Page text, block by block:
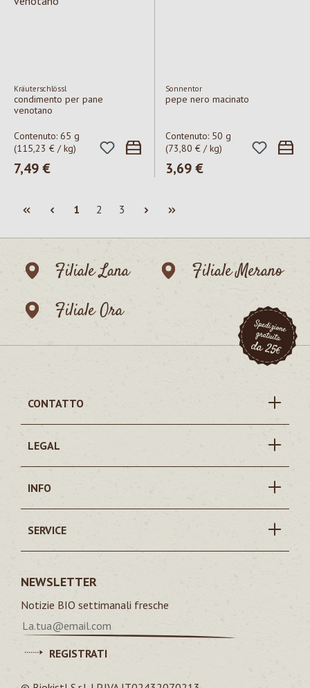
Kräuterschlössl
condimento per pane
venotano
Contenuto: 65 g
(115,23 € / kg)
Prezzo normale:
7,49 €
Sonnentor
pepe nero macinato
Contenuto: 50 g
(73,80 € / kg)
Prezzo normale:
3,69 €
Pagina
1 Pagina
2 Pagina
3
Filiale Lana
Filiale Merano
Filiale Ora
CONTATTO
LEGAL
INFO
SERVICE
NEWSLETTER
Notizie BIO settimanali fresche
REGISTRATI